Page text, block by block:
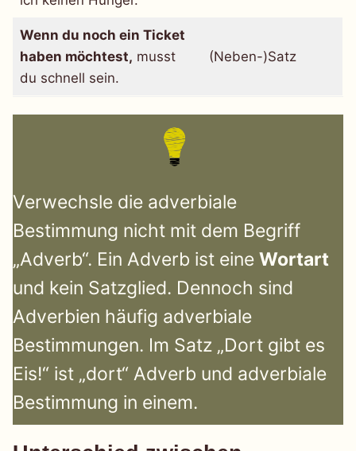
Wenn du noch ein Ticket
haben möchtest, musst
du schnell sein.
(Neben-)Satz
Verwechsle die adverbiale
Bestimmung nicht mit dem Begriff
„Adverb“. Ein Adverb ist eine Wortart
und kein Satzglied. Dennoch sind
Adverbien häufig adverbiale
Bestimmungen. Im Satz „Dort gibt es
Eis!“ ist „dort“ Adverb und adverbiale
Bestimmung in einem.